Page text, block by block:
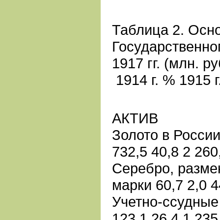
Таблица 2.
1917 гг. (млн.
1914 г. % 1915
АКТИВ
Золото в
732,5 40,8 2
Серебро,
марки 60,7 2,0
Учетно-